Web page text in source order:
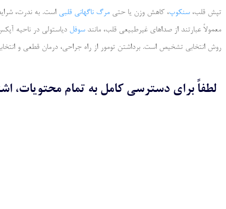
تپش قلب،سنکوپ، کاهش وزن یا حتی مرگ ناگهانی قلبی است. به ندرت،
معمولاً عبارتند از صداهای غیرطبیعی قلب، مانندسوفل دیاستولی در ناحیه
روش انتخابی تشخیص است. برداشتن تومور از راه جراحی، درمان قطعی و
لطفاً برای دسترسی کامل به تمام محتویات،